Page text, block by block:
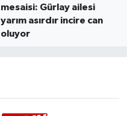
mesaisi: Gürlay ailesi
yarım asırdır incire can
oluyor